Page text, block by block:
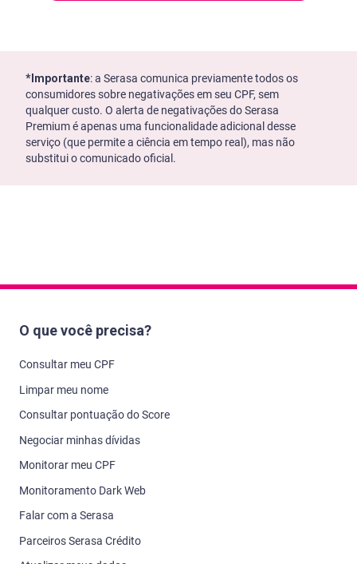
*Importante: a Serasa comunica previamente todos os
consumidores sobre negativações em seu CPF, sem
qualquer custo. O alerta de negativações do Serasa
Premium é apenas uma funcionalidade adicional desse
serviço (que permite a ciência em tempo real), mas não
substitui o comunicado oficial.
O que você precisa?
Consultar meu CPF
Limpar meu nome
Consultar pontuação do Score
Negociar minhas dívidas
Monitorar meu CPF
Monitoramento Dark Web
Falar com a Serasa
Parceiros Serasa Crédito